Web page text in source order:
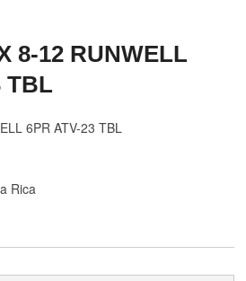
8-12 RUNWELL
TBL
6PR ATV-23 TBL
Rica